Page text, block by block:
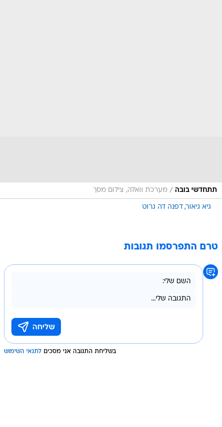
תתחדשי בובה / מערכת וואלה, צילום מסך
גיא גיאור דפנה דה גרוט
טרם התפרסמו תגובות
בשליחת התגובה אני מסכים לתנאי השימוש